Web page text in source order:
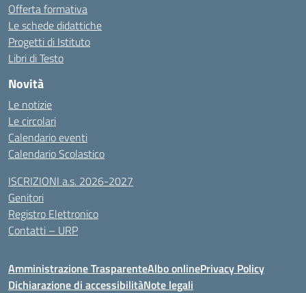
Offerta formativa
Le schede didattiche
Progetti di Istituto
Libri di Testo
Novità
Le notizie
Le circolari
Calendario eventi
Calendario Scolastico
ISCRIZIONI a.s. 2026-2027
Genitori
Registro Elettronico
Contatti – URP
Amministrazione TrasparenteAlbo onlinePrivacy Policy
Dichiarazione di accessibilitàNote legali